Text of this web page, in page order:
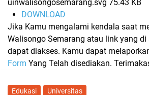
uinwalisongosemarang.svg 75.43 KB
DOWNLOAD
Jika Kamu mengalami kendala saat
Walisongo Semarang atau link yang
dapat diakses. Kamu dapat
Form Yang Telah disediakan.
Edukasi Universitas